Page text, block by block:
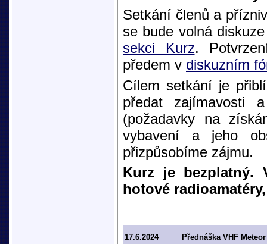
Setkání členů a
se bude volná
sekci Kurz.
předem v diskuzním
Cílem setkání je
předat zajímavosti
(požadavky na
vybavení a jeho
přizpůsobíme zájmu.
Kurz je bezplatný.
hotové
17.6.2024 Přednáška VHF